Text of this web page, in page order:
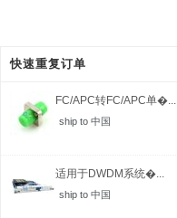
快速重复订单
FC/APC转FC/APC单�...
ship to 中国
适用于DWDM系统�...
ship to 中国